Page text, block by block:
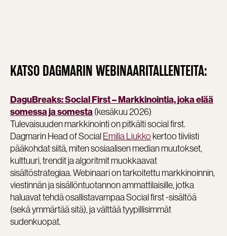
KATSO DAGMARIN WEBINAARITALLENTEITA:
DaguBreaks: Social First – Markkinointia, joka elää
somessa ja somesta(kesäkuu 2026)
Tulevaisuuden markkinointi on pitkälti social first.
Dagmarin Head of Social Emilia Liukko kertoo tiiviisti
pääkohdat siitä, miten sosiaalisen median muutokset,
kulttuuri, trendit ja algoritmit muokkaavat
sisältöstrategiaa. Webinaari on tarkoitettu markkinoinnin,
viestinnän ja sisällöntuotannon ammattilaisille, jotka
haluavat tehdä osallistavampaa Social first -sisältöä
(sekä ymmärtää sitä), ja välttää tyypillisimmät
sudenkuopat.